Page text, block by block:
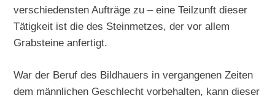
verschiedensten Aufträge zu – eine Teilzunft dieser
Tätigkeit ist die des Steinmetzes, der vor allem
Grabsteine anfertigt.
War der Beruf des Bildhauers in vergangenen Zeiten
dem männlichen Geschlecht vorbehalten, kann dieser